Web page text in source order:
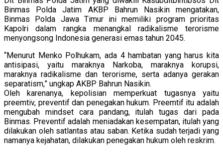
Binmas Polda Jatim AKBP Bahrun Nasikin mengatakan,
Binmas Polda Jawa Timur ini memiliki program prioritas
Kapolri dalam rangka menangkal radikalisme terorisme
menyongsong Indonesia generasi emas tahun 2045.
“Menurut Menko Polhukam, ada 4 hambatan yang harus kita
antisipasi, yaitu maraknya Narkoba, maraknya korupsi,
maraknya radikalisme dan terorisme, serta adanya gerakan
separatism,” ungkap AKBP Bahrun Nasikin.
Oleh karenanya, kepolisian memperkuat tugasnya yaitu
preemtiv, preventif dan penegakan hukum. Preemtif itu adalah
mengubah mindset cara pandang, itulah tugas dari pada
Binmas. Preventif adalah meniadakan kesempatan, itulah yang
dilakukan oleh satlantas atau saban. Ketika sudah terjadi yang
namanya kejahatan, dilakukan penegakan hukum oleh reskrim.